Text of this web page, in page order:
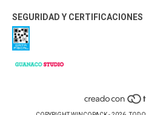
SEGURIDAD Y CERTIFICACIONES